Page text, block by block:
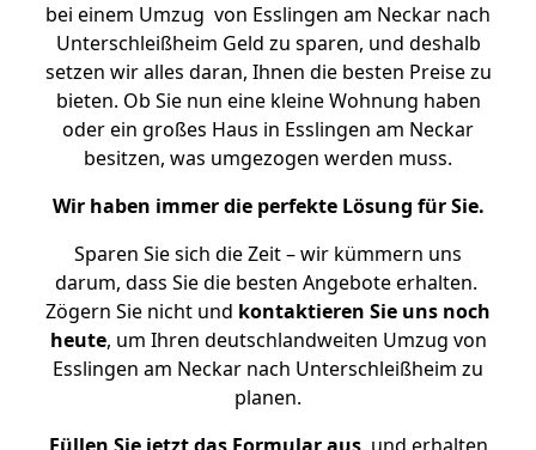
bei einem Umzug von Esslingen am Neckar nach
Unterschleißheim Geld zu sparen, und deshalb
setzen wir alles daran, Ihnen die besten Preise zu
bieten. Ob Sie nun eine kleine Wohnung haben
oder ein großes Haus in Esslingen am Neckar
besitzen, was umgezogen werden muss.
Wir haben immer die perfekte Lösung für Sie.
Sparen Sie sich die Zeit – wir kümmern uns
darum, dass Sie die besten Angebote erhalten.
Zögern Sie nicht und kontaktieren Sie uns noch
heute, um Ihren deutschlandweiten Umzug von
Esslingen am Neckar nach Unterschleißheim zu
planen.